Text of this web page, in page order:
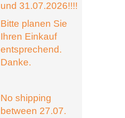
und 31.07.2026!!!!
Bitte planen Sie
Ihren Einkauf
entsprechend.
Danke.
No shipping
between 27.07.